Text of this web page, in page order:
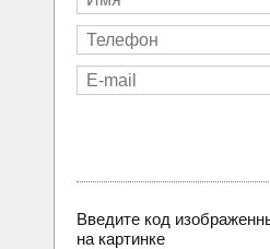
Введите код
на картинке